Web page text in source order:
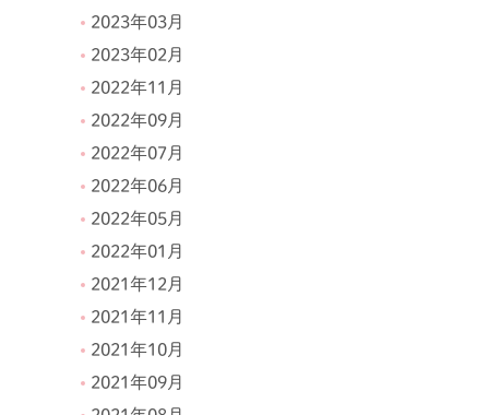
2023年03月
2023年02月
2022年11月
2022年09月
2022年07月
2022年06月
2022年05月
2022年01月
2021年12月
2021年11月
2021年10月
2021年09月